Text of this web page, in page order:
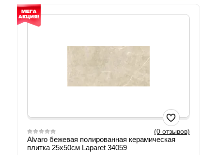
(0 отзывов)
Alvaro бежевая полированная керамическая
плитка 25х50см Laparet 34059